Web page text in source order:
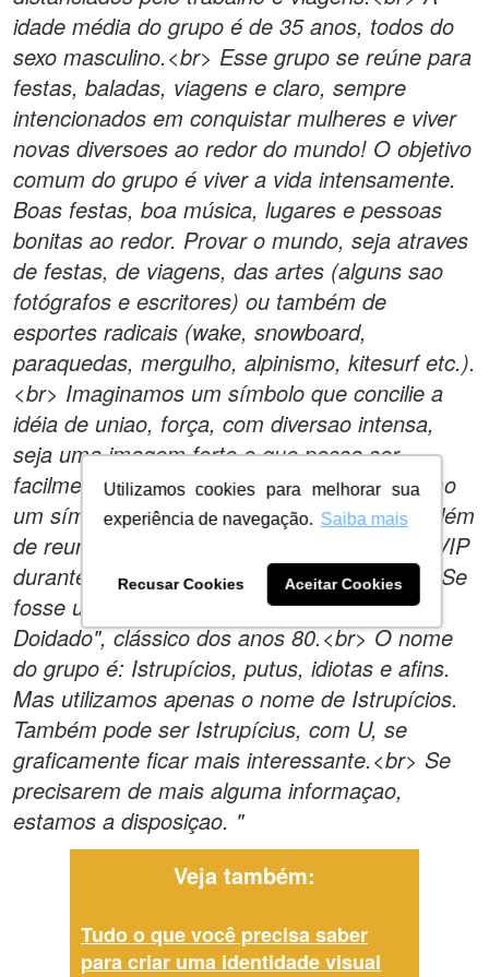
Utilizamos cookies para melhorar sua
experiência de navegação. Saiba mais
Recusar Cookies Aceitar Cookies
idade média do grupo é de 35 anos, todos do
sexo masculino.<br> Esse grupo se reúne para
festas, baladas, viagens e claro, sempre
intencionados em conquistar mulheres e viver
novas diversoes ao redor do mundo! O objetivo
comum do grupo é viver a vida intensamente.
Boas festas, boa música, lugares e pessoas
bonitas ao redor. Provar o mundo, seja atraves
de festas, de viagens, das artes (alguns sao
fotógrafos e escritores) ou também de
esportes radicais (wake, snowboard,
paraquedas, mergulho, alpinismo, kitesurf etc.).
<br> Imaginamos um símbolo que concilie a
idéia de uniao, força, com diversao intensa,
seja uma imagem forte e que possa ser
facilmente reconhecido, para ser usado como
um símbolo para eventos VIP. Essa turma além
de reunioes mensais, realizam duas festas VIP
durante o ano na cidade de Belo Horizonte. Se
fosse um filme, seria "Curtindo a Vida a
Doidado", clássico dos anos 80.<br> O nome
do grupo é: Istrupícios, putus, idiotas e afins.
Mas utilizamos apenas o nome de Istrupícios.
Também pode ser Istrupícius, com U, se
graficamente ficar mais interessante.<br> Se
precisarem de mais alguma informaçao,
estamos a disposiçao. "
Veja também:
Tudo o que você precisa saber
para criar uma identidade visual